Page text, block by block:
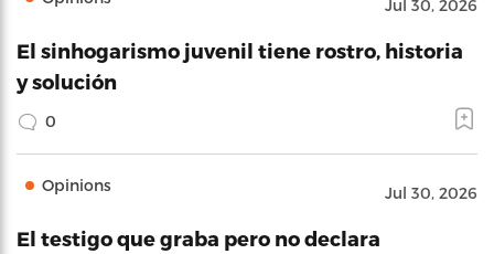
Jul 30, 2026
El sinhogarismo juvenil tiene rostro, historia
y solución
0
Opinions Jul 30, 2026
El testigo que graba pero no declara